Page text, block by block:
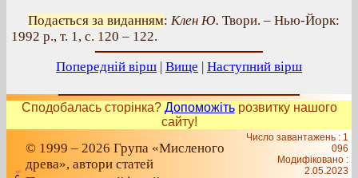
Подається за виданням: Клен Ю. Твори. – Нью-Йорк:
1992 р., т. 1, с. 120 – 122.
Попередній вірш | Вище | Наступний вірш
Сподобалась сторінка? Допоможітьрозвитку нашого
сайту!
© 1999 – 2026 Група «Мисленого
древа», автори статей
Число завантажень : 1
096
Модифіковано :
2.05.2023